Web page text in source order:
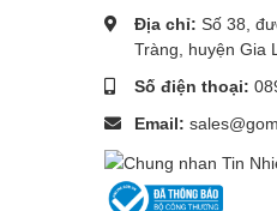
Với sự kỹ lưỡng
vẻ đẹp tinh tế và
nên một bức tranh
Địa chỉ: Số 38,
Tràng, huyện Gia
Số điện thoại:
Email: